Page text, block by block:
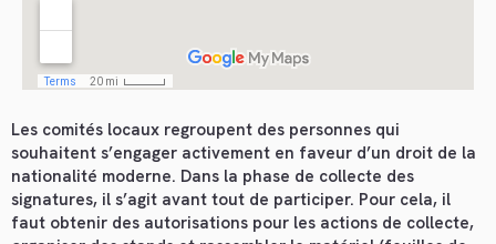
Les comités locaux regroupent des personnes qui
souhaitent s’engager activement en faveur d’un droit de la
nationalité moderne. Dans la phase de collecte des
signatures, il s’agit avant tout de participer. Pour cela, il
faut obtenir des autorisations pour les actions de collecte,